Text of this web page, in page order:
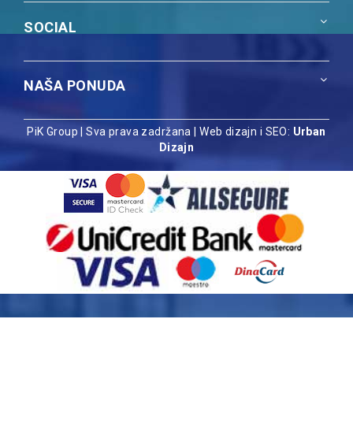
SOCIAL
NAŠA PONUDA
PiK Group | Sva prava zadržana |Web dizajn i SEO: Urban
Dizajn